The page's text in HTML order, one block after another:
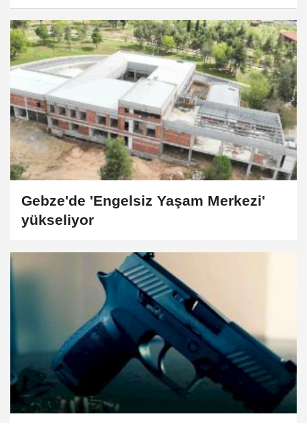
Gebze'de 'Engelsiz Yaşam Merkezi'
yükseliyor